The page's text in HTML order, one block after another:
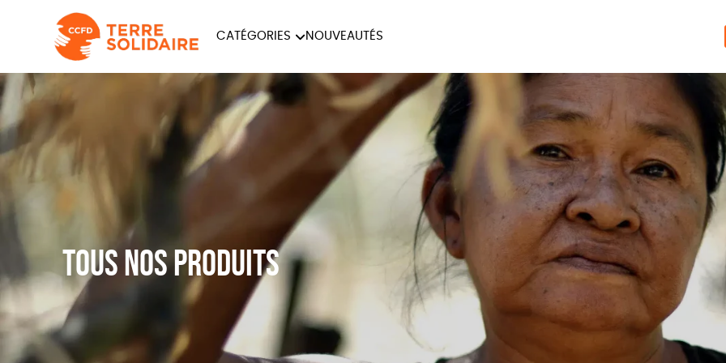
CATÉGORIES
ÉQUITABLE ÉPICERIE MAISON
PAPETERIE LIVRES JEUX
NOUVEAUTÉS
Tous nos produits